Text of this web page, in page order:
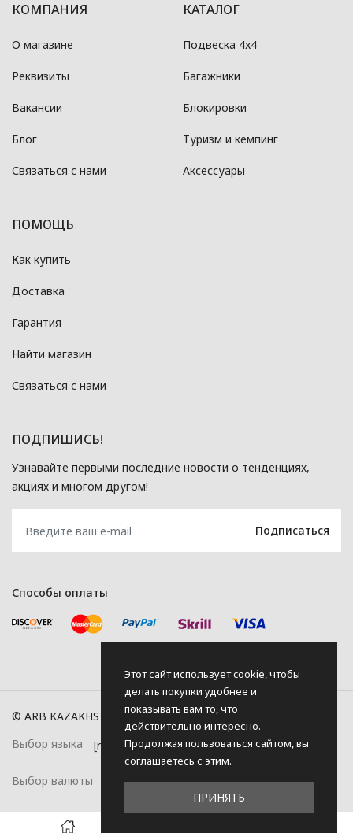
КОМПАНИЯ
О магазине
Реквизиты
Вакансии
Блог
Связаться с нами
КАТАЛОГ
Подвеска 4x4
Багажники
Блокировки
Туризм и кемпинг
Аксессуары
ПОМОЩЬ
Как купить
Доставка
Гарантия
Найти магазин
Связаться с нами
ПОДПИШИСЬ!
Узнавайте первыми последние новости о тенденциях,
акциях и многом другом!
Способы оплаты
© ARB KAZAKHSTAN, 2026
Выбор языка
Выбор валюты
Этот сайт использует cookie, чтобы
делать покупки удобнее и
показывать вам то, что
действительно интересно.
Продолжая пользоваться сайтом, вы
соглашаетесь с этим.
ПРИНЯТЬ